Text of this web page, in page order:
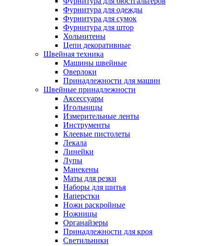
Фурнитура для одежды
Фурнитура для сумок
Фурнитура для штор
Хольнитены
Цепи декоративные
Швейная техника
Машины швейные
Оверлоки
Принадлежности для машин
Швейные принадлежности
Аксессуары
Игольницы
Измерительные ленты
Инструменты
Клеевые пистолеты
Лекала
Линейки
Лупы
Манекены
Маты для резки
Наборы для шитья
Наперстки
Ножи раскройные
Ножницы
Органайзеры
Принадлежности для кроя
Светильники